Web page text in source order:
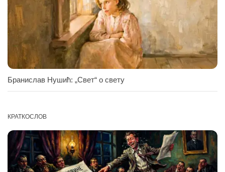
Бранислав Нушић: „Свет“ о свету
КРАТКОСЛОВ